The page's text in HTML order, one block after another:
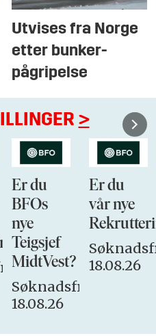
Utvises fra Norge
etter bunker-
pågripelse
>
Er du
BFOs
nye
Teigsjef
MidtVest?
Søknadsfrist:
18.08.26
Er du
vår nye
18.08.26